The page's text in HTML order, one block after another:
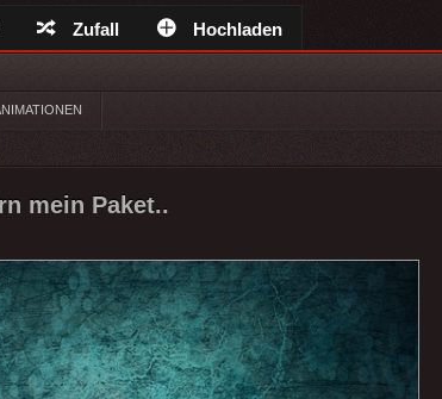
Zufall Hochladen
mein Paket..